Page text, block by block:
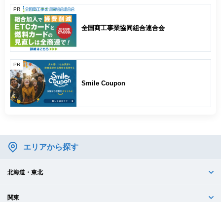
PR
全国商工事業協同組合連合会
PR
Smile Coupon
エリアから探す
北海道・東北
関東